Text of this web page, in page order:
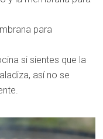
para
si sientes que la
así no se